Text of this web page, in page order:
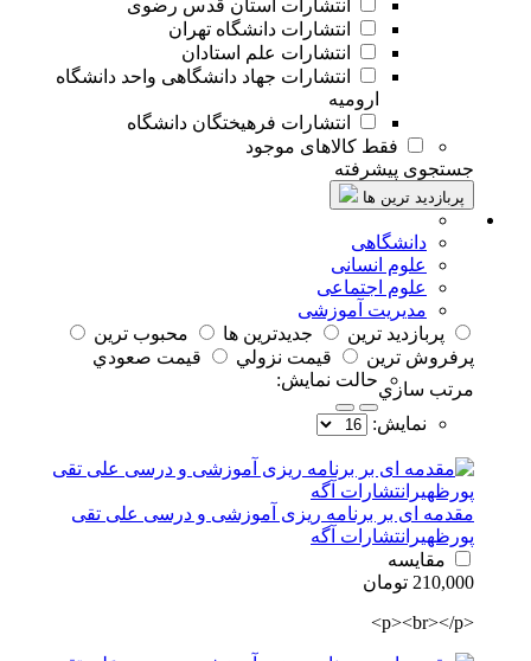
انتشارات آستان قدس رضوی
انتشارات دانشگاه تهران
انتشارات علم استادان
انتشارات جهاد دانشگاهی واحد دانشگاه
ارومیه
انتشارات فرهیختگان دانشگاه
فقط کالاهای موجود
جستجوی پیشرفته
پربازدید ترین ها
دانشگاهی
علوم انسانی
علوم اجتماعی
مدیریت آموزشی
پربازديد ترين
جديدترين ها
محبوب ترين
پرفروش ترين
قيمت نزولي
قيمت صعودي
مرتب سازيحالت نمايش:
نمايش:
مقدمه ای بر برنامه ریزی آموزشی و درسی علی تقی
پورظهیرانتشارات آگه
مقایسه
210,000 تومان
<p><br></p>